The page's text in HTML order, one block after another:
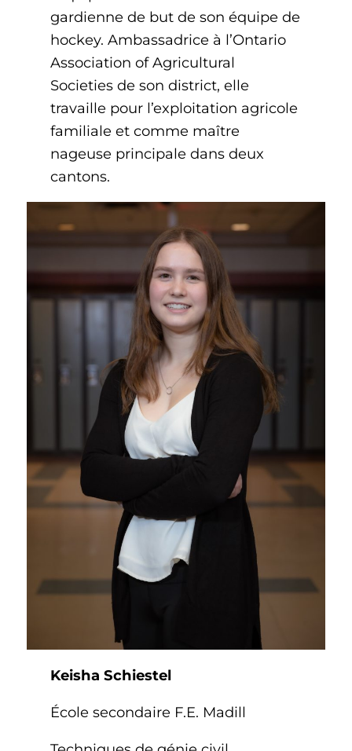
gardienne de but de son équipe de
hockey. Ambassadrice à l’Ontario
Association of Agricultural
Societies de son district, elle
travaille pour l’exploitation agricole
familiale et comme maître
nageuse principale dans deux
cantons.
Keisha Schiestel
École secondaire F.E. Madill